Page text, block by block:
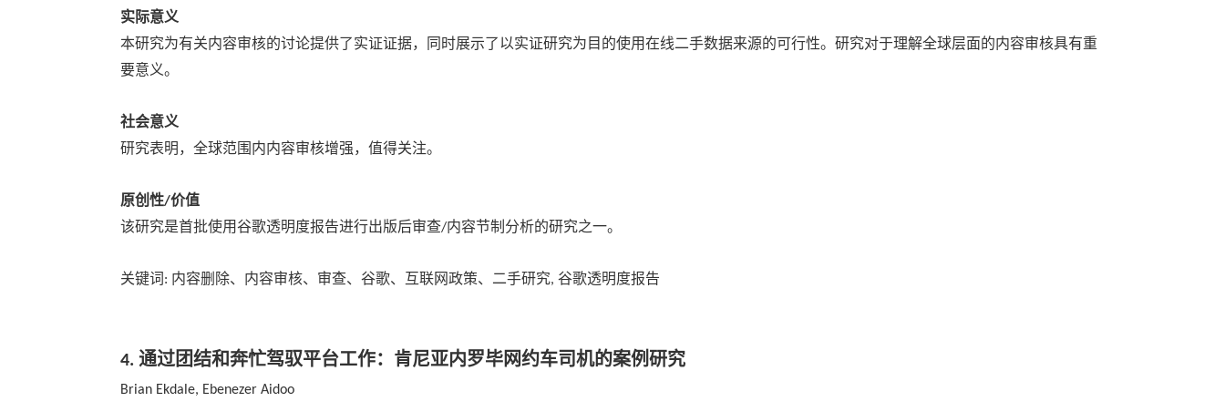
实际意义
本研究为有关内容审核的讨论提供了实证证据，同时展示了以实证研究为目的使用在线二手数据来源的可行性。研究对于理解全球层面的内容审核具有重
要意义。
社会意义
研究表明，全球范围内内容审核增强，值得关注。
原创性/价值
该研究是首批使用谷歌透明度报告进行出版后审查/内容节制分析的研究之一。
关键词 : 内容删除、内容审核、审查、 谷歌、互联网政策、二手研究, 谷歌透明度报告
4. 通过团结和奔忙驾驭平台工作：肯尼亚内罗毕网约车司机的案例研究
Brian Ekdale, Ebenezer Aidoo